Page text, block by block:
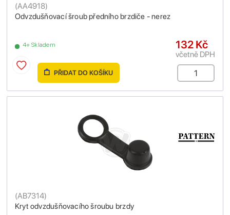
Odvzdušňovací šroub předního brzdiče - nerez
(AA4918)
4+ Skladem 132 Kč
včetně DPH
PŘIDAT DO KOŠÍKU
Kryt odvzdušňovacího šroubu brzdy
(AB7314)